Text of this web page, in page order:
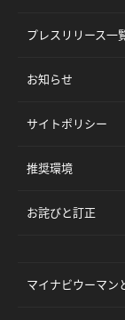
プレスリリース一
お知らせ
サイトポリシー
推奨環境
お詫びと訂正
マイナビウーマン